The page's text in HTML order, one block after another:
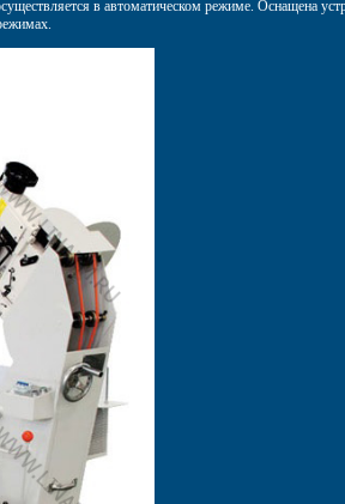
в автоматическом режиме. Оснащена